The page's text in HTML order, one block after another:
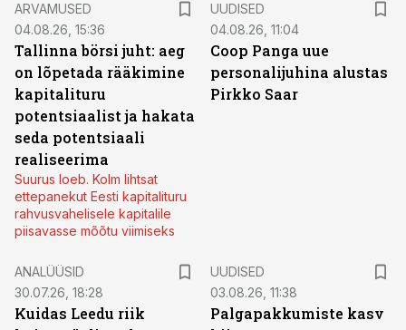
ARVAMUSED
04.08.26, 15:36
Tallinna börsi juht: aeg
on lõpetada rääkimine
kapitalituru
potentsiaalist ja hakata
seda potentsiaali
realiseerima
Suurus loeb. Kolm lihtsat
ettepanekut Eesti kapitalituru
rahvusvahelisele kapitalile
piisavasse mõõtu viimiseks
UUDISED
04.08.26, 11:04
Coop Panga uue
personalijuhina alustas
Pirkko Saar
ANALÜÜSID
30.07.26, 18:28
Kuidas Leedu riik
UUDISED
03.08.26, 11:38
Palgapakkumiste kasv